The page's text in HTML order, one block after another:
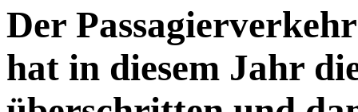
Der
hat in diesem Jahr